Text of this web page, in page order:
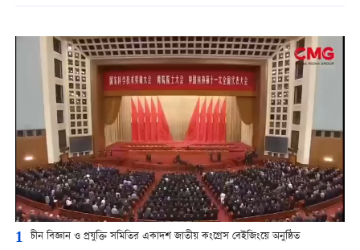
1 চীন বিজ্ঞান ও প্রযুক্তি সমিতির একাদশ জাতীয় কংগ্রেস বেইজিংয়ে অনুষ্ঠিত